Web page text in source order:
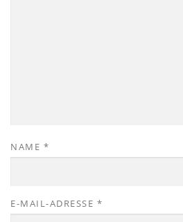
NAME *
E-MAIL-ADRESSE *